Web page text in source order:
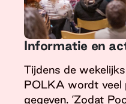
Informatie en
Tijdens de
POLKA wordt veel
gegeven. ‘Zodat